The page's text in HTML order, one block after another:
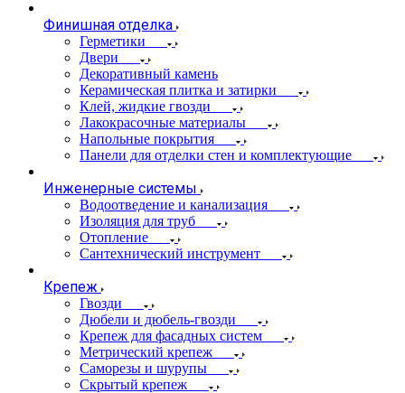
Финишная отделка
Герметики
Двери
Декоративный камень
Керамическая плитка и затирки
Клей, жидкие гвозди
Лакокрасочные материалы
Напольные покрытия
Панели для отделки стен и комплектующие
Инженерные системы
Водоотведение и канализация
Изоляция для труб
Отопление
Сантехнический инструмент
Крепеж
Гвозди
Дюбели и дюбель-гвозди
Крепеж для фасадных систем
Метрический крепеж
Саморезы и шурупы
Скрытый крепеж